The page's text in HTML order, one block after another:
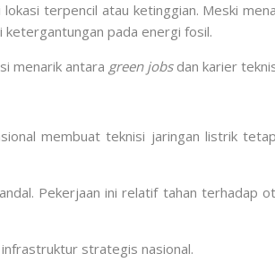
terpencil atau ketinggian. Meski
pada energi fosil.
menarik antara green jobsdan karier
membuat teknisi jaringan listrik
Pekerjaan ini relatif tahan terhadap
strategis nasional.